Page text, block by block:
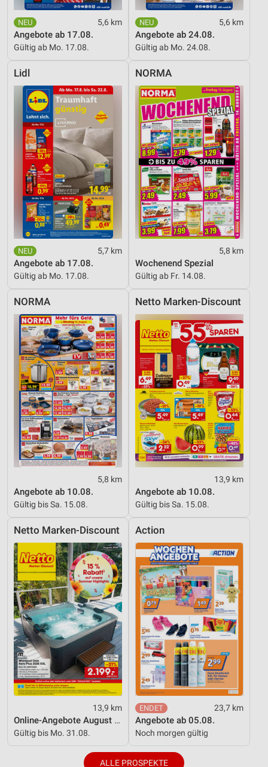
5,6 km
Angebote ab 17.08.
Gültig ab Mo. 17.08.
5,6 km
Angebote ab 24.08.
Gültig ab Mo. 24.08.
Lidl
5,7 km
Angebote ab 17.08.
Gültig ab Mo. 17.08.
NORMA
5,8 km
Wochenend Spezial
Gültig ab Fr. 14.08.
NORMA
5,8 km
Angebote ab 10.08.
Gültig bis Sa. 15.08.
Netto Marken-Discount
13,9 km
Angebote ab 10.08.
Gültig bis Sa. 15.08.
Netto Marken-Discount
13,9 km
Online-Angebote August 2026
Gültig bis Mo. 31.08.
Action
23,7 km
Angebote ab 05.08.
Noch morgen gültig
ALLE PROSPEKTE